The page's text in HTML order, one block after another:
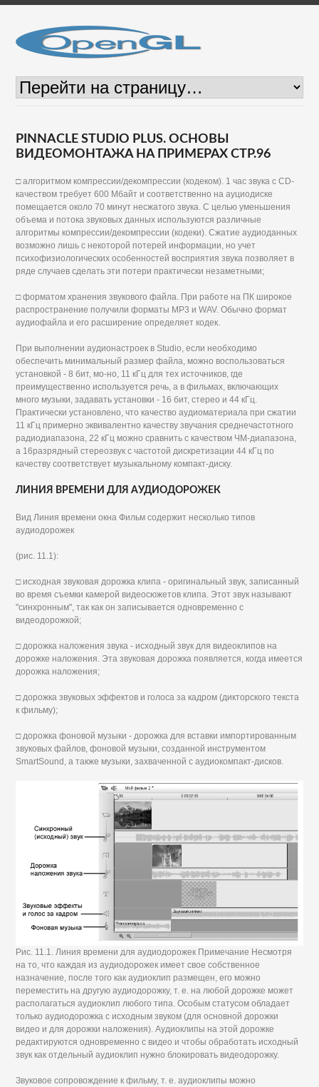
PINNACLE STUDIO PLUS. ОСНОВЫ
ВИДЕОМОНТАЖА НА ПРИМЕРАХ СТР.96
□ алгоритмом компрессии/декомпрессии (кодеком). 1 час звука с CD-
качеством требует 600 Мбайт и соответственно на ауциодиске
помещается около 70 минут несжатого звука. С целью уменьшения
объема и потока звуковых данных используются различные
алгоритмы компрессии/декомпрессии (кодеки). Сжатие аудиоданных
возможно лишь с некоторой потерей информации, но учет
психофизиологических особенностей восприятия звука позволяет в
ряде случаев сделать эти потери практически незаметными;
□ форматом хранения звукового файла. При работе на ПК широкое
распространение получили форматы MP3 и WAV. Обычно формат
аудиофайла и его расширение определяет кодек.
При выполнении аудионастроек в Studio, если необходимо
обеспечить минимальный размер файла, можно воспользоваться
установкой - 8 бит, мо-но, 11 кГц для тех источников, где
преимущественно используется речь, а в фильмах, включающих
много музыки, задавать установки - 16 бит, стерео и 44 кГц.
Практически установлено, что качество аудиоматериала при сжатии
11 кГц примерно эквивалентно качеству звучания среднечастотного
радиодиапазона, 22 кГц можно сравнить с качеством ЧМ-диапазона,
а 16разрядный стереозвук с частотой дискретизации 44 кГц по
качеству соответствует музыкальному компакт-диску.
ЛИНИЯ ВРЕМЕНИ ДЛЯ АУДИОДОРОЖЕК
Вид Линия времени окна Фильм содержит несколько типов
аудиодорожек
(рис. 11.1):
□ исходная звуковая дорожка клипа - оригинальный звук, записанный
во время съемки камерой видеосюжетов клипа. Этот звук называют
"синхронным", так как он записывается одновременно с
видеодорожкой;
□ дорожка наложения звука - исходный звук для видеоклипов на
дорожке наложения. Эта звуковая дорожка появляется, когда имеется
дорожка наложения;
□ дорожка звуковых эффектов и голоса за кадром (дикторского текста
к фильму);
□ дорожка фоновой музыки - дорожка для вставки импортированным
звуковых файлов, фоновой музыки, созданной инструментом
SmartSound, а также музыки, захваченной с аудиокомпакт-дисков.
Рис. 11.1. Линия времени для аудиодорожек Примечание Несмотря
на то, что каждая из аудиодорожек имеет свое собственное
назначение, после того как аудиоклип размещен, его можно
переместить на другую аудиодорожку, т. е. на любой дорожке может
располагаться аудиоклип любого типа. Особым статусом обладает
только аудиодорожка с исходным звуком (для основной дорожки
видео и для дорожки наложения). Аудиоклипы на этой дорожке
редактируются одновременно с видео и чтобы обработать исходный
звук как отдельный аудиоклип нужно блокировать видеодорожку.
Звуковое сопровождение к фильму, т. е. аудиоклипы можно